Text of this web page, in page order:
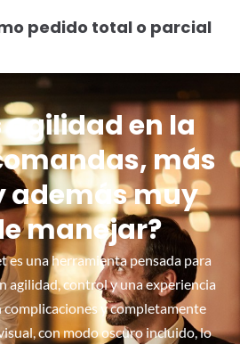
pedido total o parcial
agilidad en la
más
además muy
manejar?
es una herramienta pensada para
agilidad, control y una experiencia
y completamente
con modo oscuro incluido, lo